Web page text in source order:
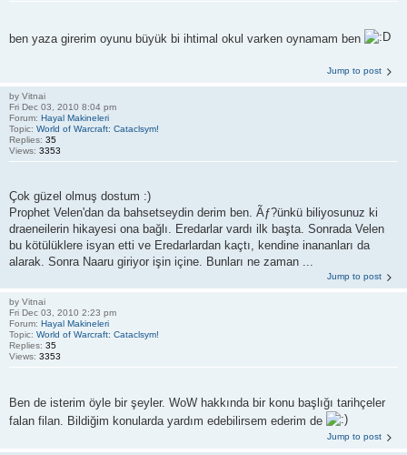
ben yaza girerim oyunu büyük bi ihtimal okul varken oynamam ben
Jump to post
by Vitnai
Fri Dec 03, 2010 8:04 pm
Forum: Hayal Makineleri
Topic: World of Warcraft: Cataclsym!
Replies: 35
Views: 3353
Çok güzel olmuş dostum :)
Prophet Velen'dan da bahsetseydin derim ben. Ãƒ?ünkü biliyosunuz ki
draeneilerin hikayesi ona bağlı. Eredarlar vardı ilk başta. Sonrada Velen
bu kötülüklere isyan etti ve Eredarlardan kaçtı, kendine inananları da
alarak. Sonra Naaru giriyor işin içine. Bunları ne zaman ...
Jump to post
by Vitnai
Fri Dec 03, 2010 2:23 pm
Forum: Hayal Makineleri
Topic: World of Warcraft: Cataclsym!
Replies: 35
Views: 3353
Ben de isterim öyle bir şeyler. WoW hakkında bir konu başlığı tarihçeler
falan filan. Bildiğim konularda yardım edebilirsem ederim de
Jump to post